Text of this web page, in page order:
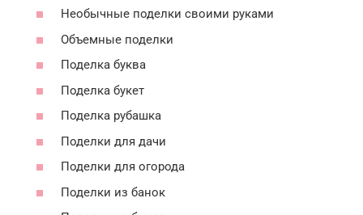
Необычные поделки своими руками
Объемные поделки
Поделка буква
Поделка букет
Поделка рубашка
Поделки для дачи
Поделки для огорода
Поделки из банок